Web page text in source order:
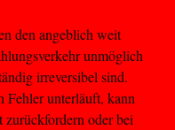
den angeblich weit
unmöglich
irreversibel sind.
unterläuft, kann
oder bei